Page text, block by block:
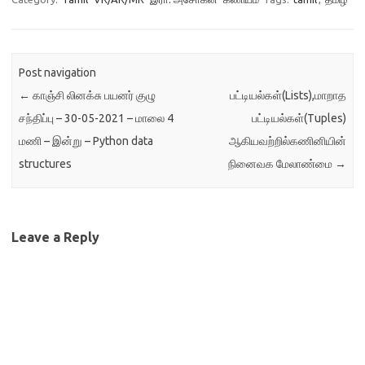
Post navigation
← காஞ்சி லினக்சு பயனர் குழு
சந்திப்பு – 30-05-2021 – மாலை 4
மணி – இன்று – Python data
structures
பட்டியல்கள்(Lists),மாறாத
பட்டியல்கள்(Tuples)
ஆகியவற்றில்கணினியின்
நினைவக மேலாண்மை →
Leave a Reply